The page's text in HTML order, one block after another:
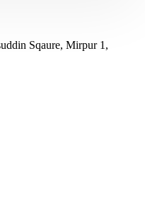
Sqaure, Mirpur 1,